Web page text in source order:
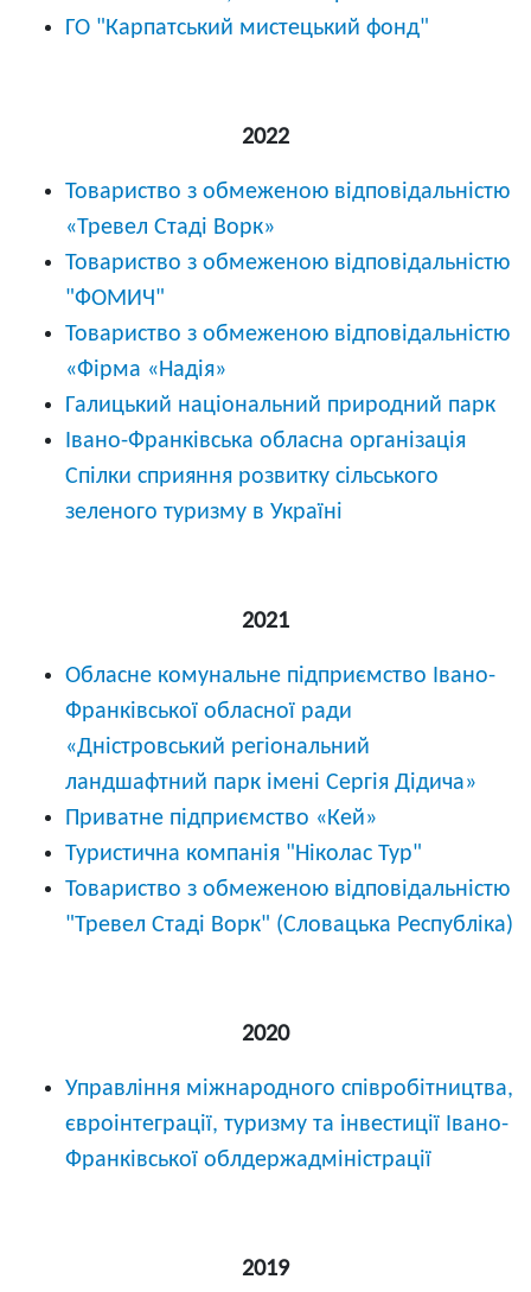
ГО "Карпатський мистецький фонд"
2022
Товариство з обмеженою відповідальністю
«Тревел Стаді Ворк»
Товариство з обмеженою відповідальністю
"ФОМИЧ"
Товариство з обмеженою відповідальністю
«Фірма «Надія»
Галицький національний природний парк
Івано-Франківська обласна організація
Спілки сприяння розвитку сільського
зеленого туризму в Україні
2021
Обласне комунальне підприємство Івано-
Франківської обласної ради
«Дністровський регіональний
ландшафтний парк імені Сергія Дідича»
Приватне підприємство «Кей»
Туристична компанія "Ніколас Тур"
Товариство з обмеженою відповідальністю
"Тревел Стаді Ворк" (Словацька Республіка)
2020
Управління міжнародного співробітництва,
євроінтеграції, туризму та інвестиції Івано-
Франківської облдержадміністрації
2019